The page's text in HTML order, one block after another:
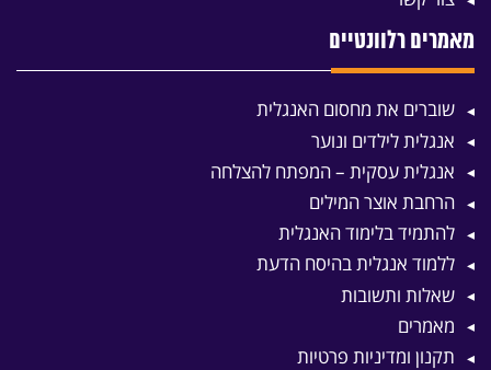
מאמרים רלוונטיים
שוברים את מחסום האנגלית
אנגלית לילדים ונוער
אנגלית עסקית – המפתח להצלחה
הרחבת אוצר המילים
להתמיד בלימוד האנגלית
ללמוד אנגלית בהיסח הדעת
שאלות ותשובות
מאמרים
תקנון ומדיניות פרטיות